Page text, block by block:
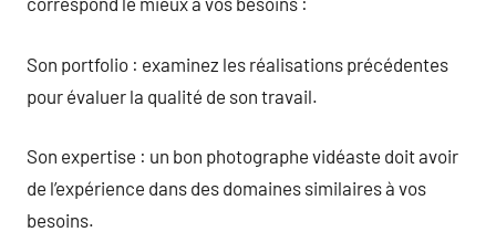
Son portfolio : examinez les réalisations précédentes
pour évaluer la qualité de son travail.
Son expertise : un bon photographe vidéaste doit avoir
de l’expérience dans des domaines similaires à vos
besoins.